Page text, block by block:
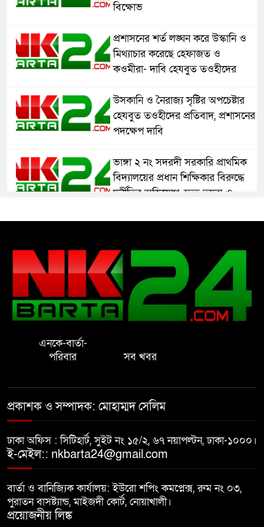
বিক্ষোভ
প্রশাসনের শর্ত লঙ্ঘন করে উস্কানি ও
মিথ্যাচার করেছে হেফাজত ও
কওমীরা- দাবি হেযবুত তওহীদের
উসকানি ও নৈরাজ্য সৃষ্টির অপচেষ্টার
হেযবুত তওহীদের প্রতিবাদ, প্রশাসনের
পদক্ষেপ দাবি
ভাঙ্গা ২ নং সদরদী সরকারি প্রাথমিক
বিদ্যালয়ের প্রধান শিক্ষিকার বিরুদ্ধে
দুর্নীতির অভিযোগ, দ্রুত তদন্ত ও
সেলিম
নোয়াখালীতে ইসলামী মহা-সমাবেশ
সফল করতে মতবিনিময় সভা
হাতে ধর্ষণের শিকার স্কুলছাত্রী
গভীর রাতে চাচীর ঘরে ভাতিজা,
পুরুষাঙ্গ কেটে উধাও চাচী
নোয়াখালীতে র‌্যাবের অভিযান: ২
চাঞ্চল্যকর হত্যা মামলার আসামিসহ
গ্রেপ্তার ৪
বাসি খাবার বিক্রির অভিযোগ, দুই
এনকে-বার্তা-
পরিবার
সব খবর
প্রকাশক ও সম্পাদক: মোহাম্মদ সেলিম
ঢাকা অফিস : সিটিহার্ট, সুইট নং ১৫/২, ৬৭ নয়াপল্টন, ঢাকা-১০০০।
ই-মেইল:: nkbarta24@gmail.com
বার্তা ও বানিজ্যিক কার্যালয়: ইউরো শপিং কমপ্লেক্স, রুম নং ০৩,
পুরাতন বাসষ্ট্যান্ড, মাইজদী কোর্ট, নোয়াখালী।
প্রয়োজনীয় লিঙ্ক